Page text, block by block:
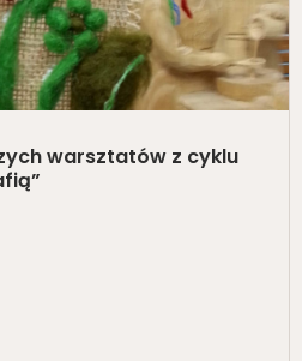
warsztatów z cyklu